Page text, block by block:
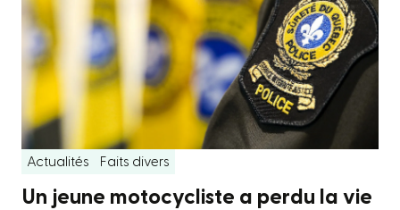
Actualités Faits divers
Un jeune motocycliste a perdu la vie